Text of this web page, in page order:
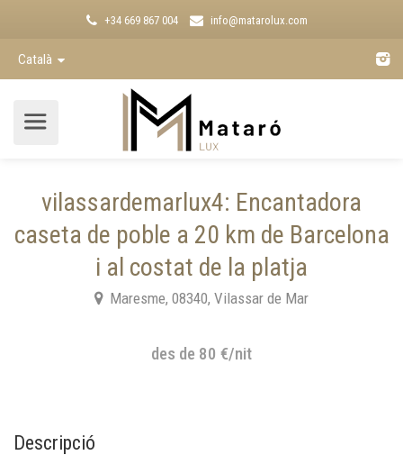
+34 669 867 004 info@matarolux.com
Català
vilassardemarlux4: Encantadora
caseta de poble a 20 km de Barcelona
i al costat de la platja
Maresme, 08340, Vilassar de Mar
des de 80 €/nit
Descripció